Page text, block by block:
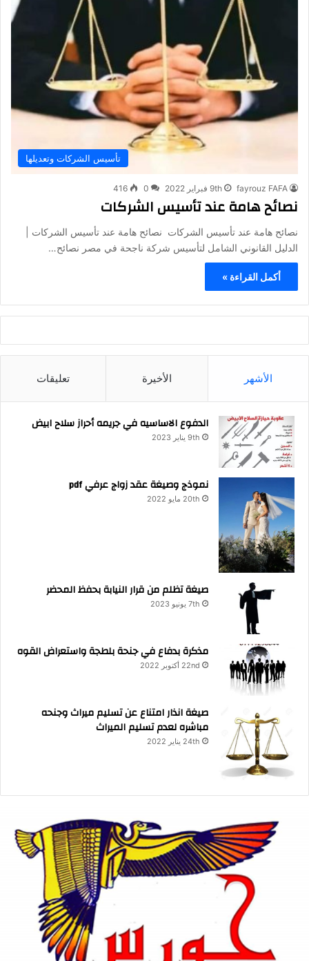
تأسيس الشركات وتعديلها
fayrouz FAFA 9th فبراير 2022 0
416
نصائح هامة عند تأسيس الشركات
نصائح هامة عند تأسيس الشركات نصائح هامة عند تأسيس الشركات |
الدليل القانوني الشامل لتأسيس شركة ناجحة في مصر نصائح…
أكمل القراءة »
الأشهر الأخيرة تعليقات
الدفوع الاساسيه في جريمه أحراز سلاح ابيض
9th يناير 2023
نموذج وصيغة عقد زواج عرفي pdf
20th مايو 2022
صيغة تظلم من قرار النيابة بحفظ المحضر
7th يونيو 2023
مذكرة بدفاع في جنحة بلطجة واستعراض القوه
22nd أكتوبر 2022
صيغة انذار امتناع عن تسليم ميراث وجنحه
مباشره لعدم تسليم الميراث
24th يناير 2022